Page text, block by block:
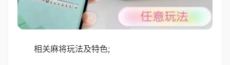
相关麻将玩法及特色;